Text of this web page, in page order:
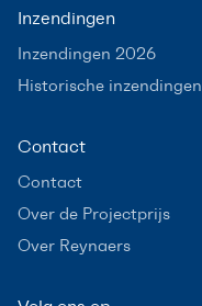
Inzendingen
Inzendingen 2026
Historische inzendingen
Contact
Contact
Over de Projectprijs
Over Reynaers